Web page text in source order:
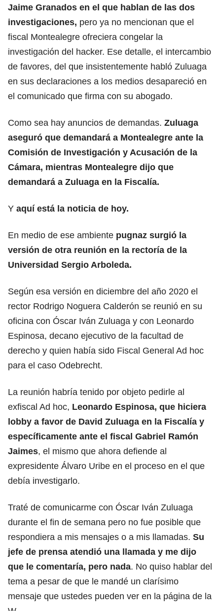
Jaime Granados en el que hablan de las dos
investigaciones, pero ya no mencionan que el
fiscal Montealegre ofreciera congelar la
investigación del hacker. Ese detalle, el intercambio
de favores, del que insistentemente habló Zuluaga
en sus declaraciones a los medios desapareció en
el comunicado que firma con su abogado.
Como sea hay anuncios de demandas. Zuluaga
aseguró que demandará a Montealegre ante la
Comisión de Investigación y Acusación de la
Cámara, mientras Montealegre dijo que
demandará a Zuluaga en la Fiscalía.
Y aquí está la noticia de hoy.
En medio de ese ambiente pugnaz surgió la
versión de otra reunión en la rectoría de la
Universidad Sergio Arboleda.
Según esa versión en diciembre del año 2020 el
rector Rodrigo Noguera Calderón se reunió en su
oficina con Óscar Iván Zuluaga y con Leonardo
Espinosa, decano ejecutivo de la facultad de
derecho y quien había sido Fiscal General Ad hoc
para el caso Odebrecht.
La reunión habría tenido por objeto pedirle al
exfiscal Ad hoc, Leonardo Espinosa, que hiciera
lobby a favor de David Zuluaga en la Fiscalía y
específicamente ante el fiscal Gabriel Ramón
Jaimes, el mismo que ahora defiende al
expresidente Álvaro Uribe en el proceso en el que
debía investigarlo.
Traté de comunicarme con Óscar Iván Zuluaga
durante el fin de semana pero no fue posible que
respondiera a mis mensajes o a mis llamadas. Su
jefe de prensa atendió una llamada y me dijo
que le comentaría, pero nada. No quiso hablar del
tema a pesar de que le mandé un clarísimo
mensaje que ustedes pueden ver en la página de la